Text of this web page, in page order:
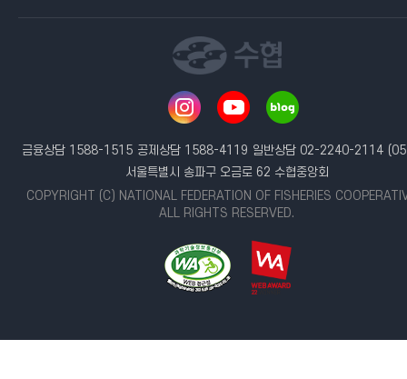
금융상담 1588-1515 공제상담 1588-4119 일반상담 02-2240-2114
서울특별시 송파구 오금로 62 수협중앙회
COPYRIGHT (C) NATIONAL FEDERATION OF FISHERIES
ALL RIGHTS RESERVED.